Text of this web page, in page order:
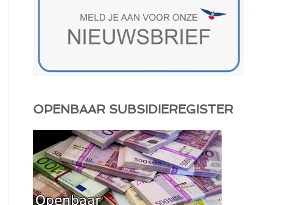
OPENBAAR SUBSIDIEREGISTER